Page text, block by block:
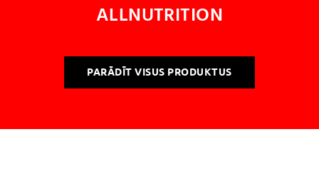
ALLNUTRITION
PARĀDĪT VISUS PRODUKTUS